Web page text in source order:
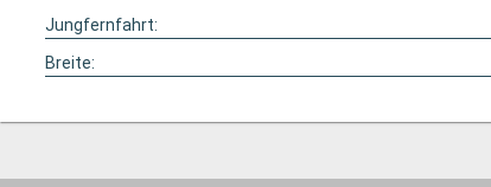
Jungfernfahrt:
Breite: